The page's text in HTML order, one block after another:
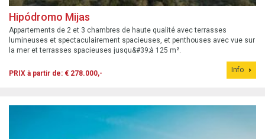
Hipódromo Mijas
Appartements de 2 et 3 chambres de haute qualité avec terrasses
lumineuses et spectaculairement spacieuses, et penthouses avec vue sur
la mer et terrasses spacieuses jusqu&#39;à 125 m².
PRIX à partir de: € 278.000,- Info